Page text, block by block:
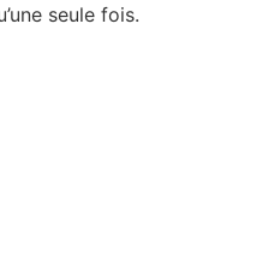
seule fois.